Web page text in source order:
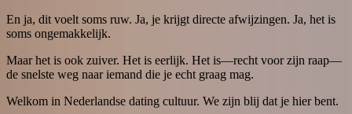
En ja, dit voelt soms ruw. Ja, je krijgt directe afwijzingen. Ja, het is
soms ongemakkelijk.
Maar het is ook zuiver. Het is eerlijk. Het is—recht voor zijn raap—
de snelste weg naar iemand die je echt graag mag.
Welkom in Nederlandse dating cultuur. We zijn blij dat je hier bent.